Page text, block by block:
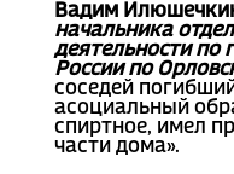
Вадим
начальника
деятельности по
России по
соседей
асоциальный
спиртное, имел
части дома».